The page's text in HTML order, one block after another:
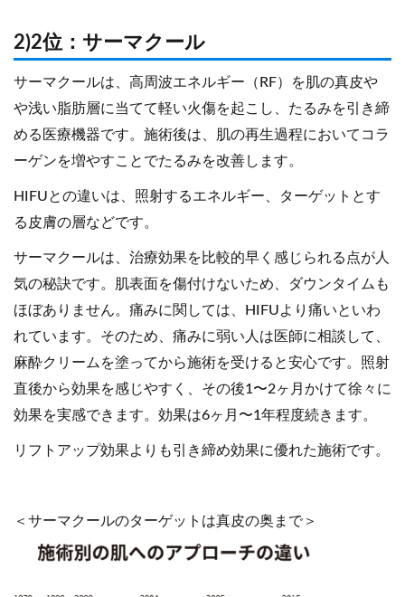
2)2位：サーマクール
サーマクールは、高周波エネルギー（RF）を肌の真皮や
や浅い脂肪層に当てて軽い火傷を起こし、たるみを引き締
める医療機器です。施術後は、肌の再生過程においてコラ
ーゲンを増やすことでたるみを改善します。
HIFUとの違いは、照射するエネルギー、ターゲットとす
る皮膚の層などです。
サーマクールは、治療効果を比較的早く感じられる点が人
気の秘訣です。肌表面を傷付けないため、ダウンタイムも
ほぼありません。痛みに関しては、HIFUより痛いといわ
れています。そのため、痛みに弱い人は医師に相談して、
麻酔クリームを塗ってから施術を受けると安心です。照射
直後から効果を感じやすく、その後1〜2ヶ月かけて徐々に
効果を実感できます。効果は6ヶ月〜1年程度続きます。
リフトアップ効果よりも引き締め効果に優れた施術です。
＜サーマクールのターゲットは真皮の奥まで＞